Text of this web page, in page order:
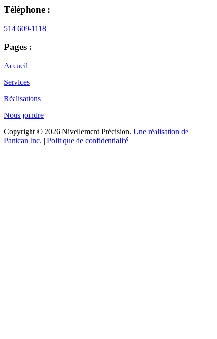
Téléphone :
514 609-1118
Pages :
Accueil
Services
Réalisations
Nous joindre
Copyright © 2026 Nivellement Précision. Une réalisation de
Panican Inc. | Politique de confidentialité